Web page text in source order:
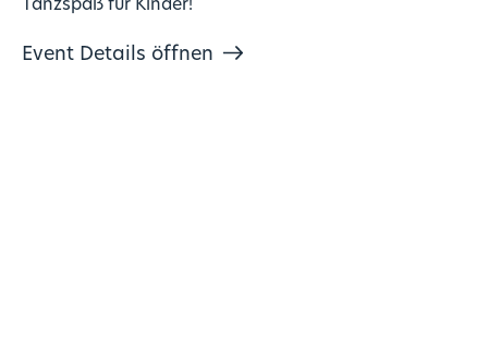
Tanzspaß für Kinder!
Event Details öffnen